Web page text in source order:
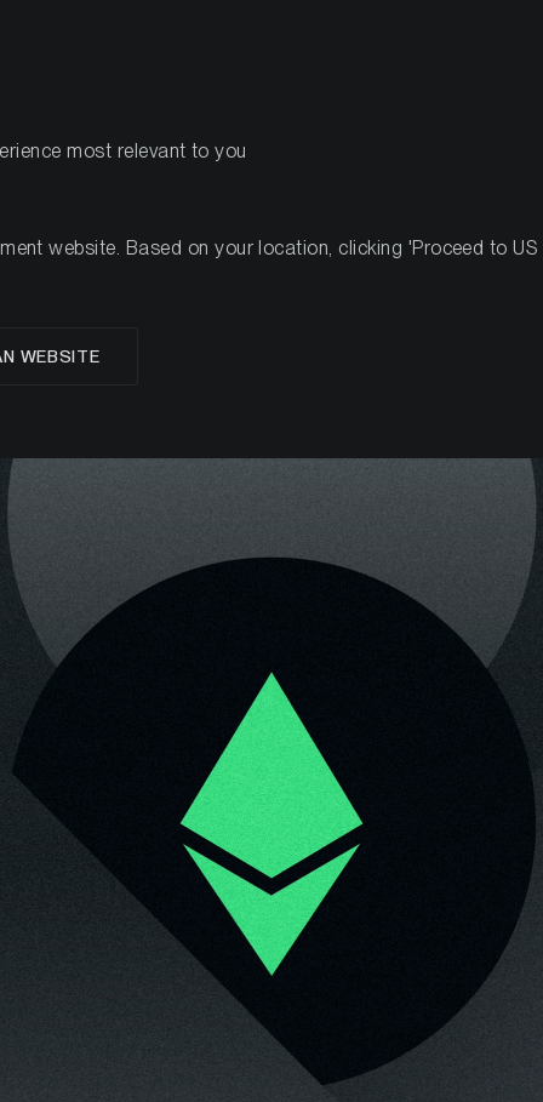
Che cos'è Ethereum?
most relevant to you
website. Based on your location, clicking 'Proceed to
WEBSITE